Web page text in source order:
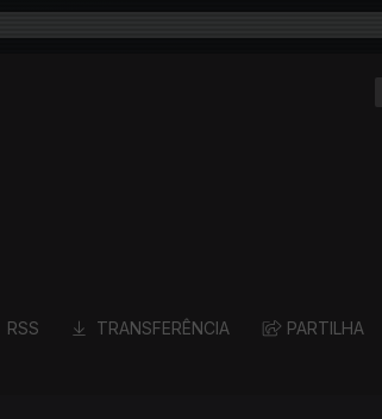
RSS TRANSFERÊNCIA PARTILHA